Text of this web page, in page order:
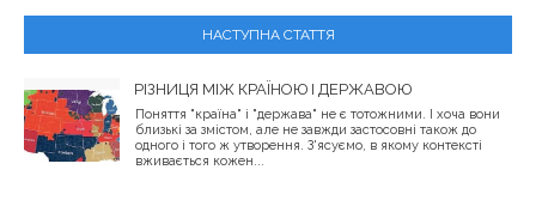
НАСТУПНА СТАТТЯ
РІЗНИЦЯ МІЖ КРАЇНОЮ І ДЕРЖАВОЮ
Поняття "країна" і "держава" не є тотожними. І хоча вони
близькі за змістом, але не завжди застосовні також до
одного і того ж утворення. З'ясуємо, в якому контексті
вживається кожен...